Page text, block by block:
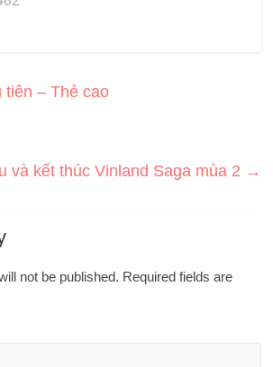
– Thẻ cao
và kết thúc Vinland Saga mùa 2 →
not be published. Required fields are